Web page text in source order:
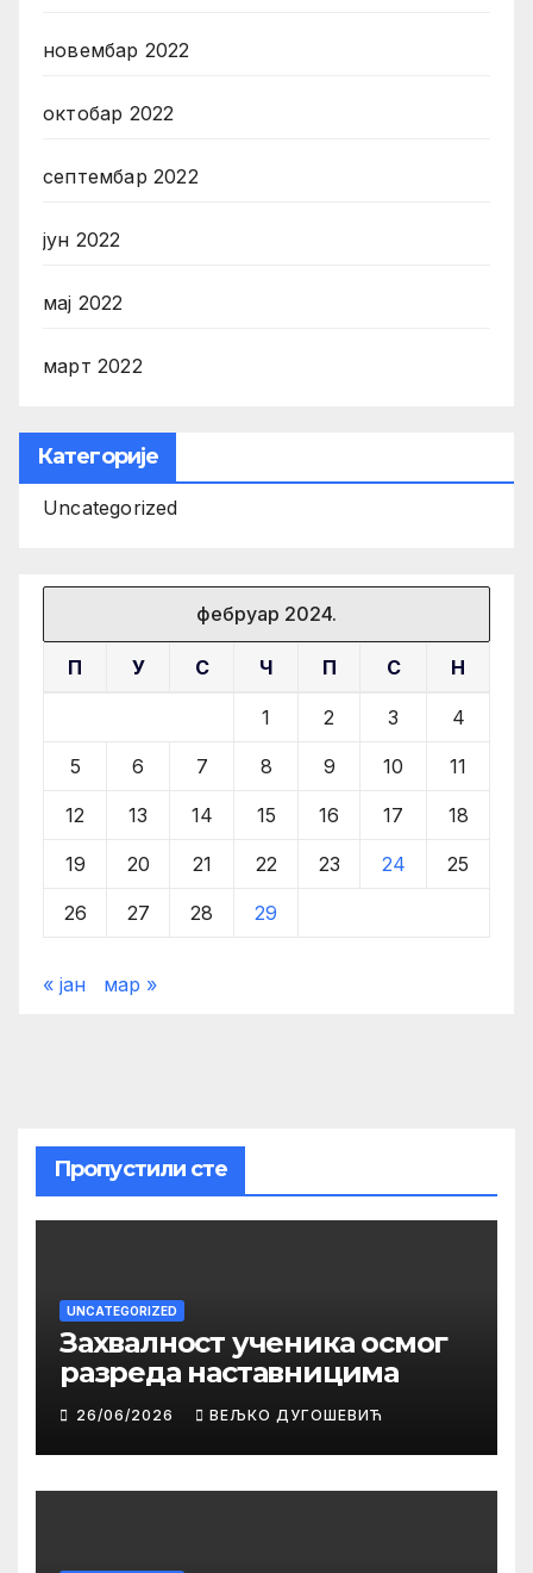
новембар 2022
октобар 2022
септембар 2022
јун 2022
мај 2022
март 2022
Категорије
Uncategorized
фебруар 2024.
П У С Ч П С Н
1 2 3 4
5 6 7 8 9 10 11
12 13 14 15 16 17 18
19 20 21 22 23 24 25
26 27 28 29
« јан мар »
Пропустили сте
UNCATEGORIZED
Захвалност ученика осмог
разреда наставницима
26/06/2026 ВЕЉКО ДУГОШЕВИЋ